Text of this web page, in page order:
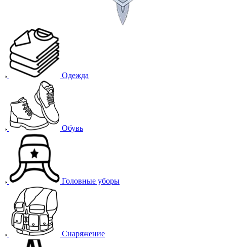
Одежда
Обувь
Головные уборы
Снаряжение